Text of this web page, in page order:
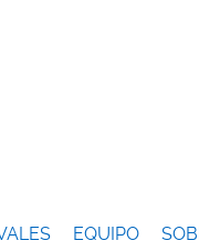
EQUIPO